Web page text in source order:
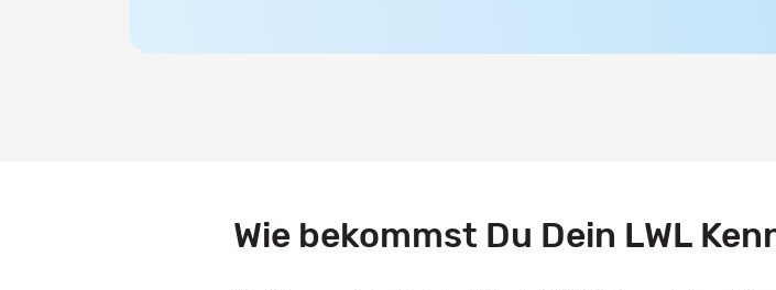
Wie bekommst Du Dein LWL